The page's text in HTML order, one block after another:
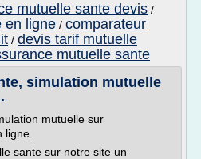
mutuelle sante devis /
en ligne / comparateur
/ devis tarif mutuelle
mutuelle sante
simulation mutuelle
mutuelle sur
ligne.
sante sur notre site un